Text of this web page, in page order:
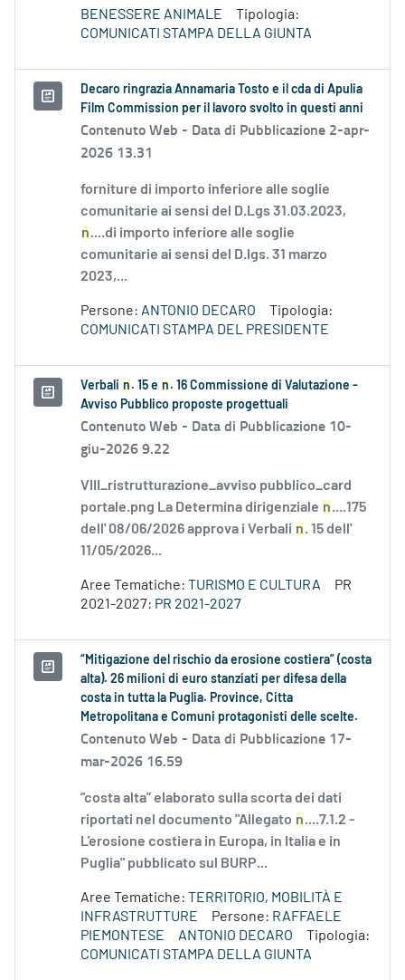
BENESSERE ANIMALE
Tipologia:
COMUNICATI STAMPA DELLA GIUNTA
Decaro ringrazia Annamaria Tosto e il cda di Apulia
Film Commission per il lavoro svolto in questi anni
Contenuto Web - Data di Pubblicazione 2-apr-
2026 13.31
forniture di importo inferiore alle soglie
comunitarie ai sensi del D.Lgs 31.03.2023,
n....di importo inferiore alle soglie
comunitarie ai sensi del D.lgs. 31 marzo
2023,...
Persone: ANTONIO DECARO
Tipologia:
COMUNICATI STAMPA DEL PRESIDENTE
Verbali n . 15 e n . 16 Commissione di Valutazione -
Avviso Pubblico proposte progettuali
Contenuto Web - Data di Pubblicazione 10-
giu-2026 9.22
VIII_ristrutturazione_avviso pubblico_card
portale.png La Determina dirigenziale n....175
dell' 08/06/2026 approva i Verbali n. 15 dell'
11/05/2026...
Aree Tematiche: TURISMO E CULTURA
PR
2021-2027: PR 2021-2027
“Mitigazione del rischio da erosione costiera” (costa
alta). 26 milioni di euro stanziati per difesa della
costa in tutta la Puglia. Province, Citta
Metropolitana e Comuni protagonisti delle scelte.
Contenuto Web - Data di Pubblicazione 17-
mar-2026 16.59
“costa alta” elaborato sulla scorta dei dati
riportati nel documento "Allegato n....7.1.2 -
L'erosione costiera in Europa, in Italia e in
Puglia" pubblicato sul BURP...
Aree Tematiche: TERRITORIO, MOBILITÀ E
INFRASTRUTTURE
Persone: RAFFAELE
PIEMONTESE
ANTONIO DECARO
Tipologia:
COMUNICATI STAMPA DELLA GIUNTA